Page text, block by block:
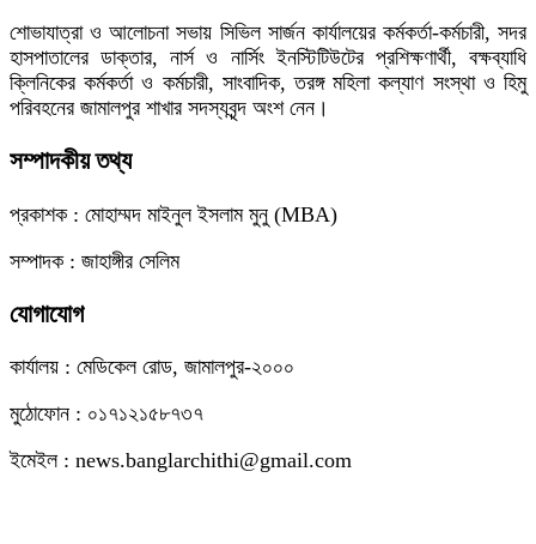
শোভাযাত্রা ও আলোচনা সভায় সিভিল সার্জন কার্যালয়ের কর্মকর্তা-কর্মচারী, সদর
হাসপাতালের ডাক্তার, নার্স ও নার্সিং ইনস্টিটিউটের প্রশিক্ষণার্থী, বক্ষব্যাধি
ক্লিনিকের কর্মকর্তা ও কর্মচারী, সাংবাদিক, তরঙ্গ মহিলা কল্যাণ সংস্থা ও হিমু
পরিবহনের জামালপুর শাখার সদস্যবৃন্দ অংশ নেন।
সম্পাদকীয় তথ্য
প্রকাশক : মোহাম্মদ মাইনুল ইসলাম মুনু (MBA)
সম্পাদক : জাহাঙ্গীর সেলিম
যোগাযোগ
কার্যালয় : মেডিকেল রোড, জামালপুর-২০০০
মুঠোফোন : ০১৭১২১৫৮৭৩৭
ইমেইল : news.banglarchithi@gmail.com